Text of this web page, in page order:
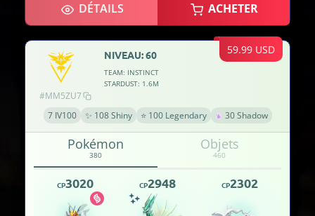
DÉTAILS ACHETER
59.99 USD
#MM5ZU7
NIVEAU: 60
TEAM: INSTINCT
STARDUST: 1.6M
7 IV100 ✨ 108 Shiny ⭐ 100 Legendary 30 Shadow
Pokémon
380
Objets
460
CP3020 CP2948 CP2302